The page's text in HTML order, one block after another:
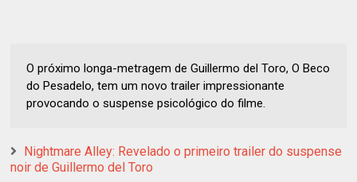
O próximo longa-metragem de Guillermo del Toro, O Beco
do Pesadelo, tem um novo trailer impressionante
provocando o suspense psicológico do filme.
Nightmare Alley: Revelado o primeiro trailer do suspense
noir de Guillermo del Toro